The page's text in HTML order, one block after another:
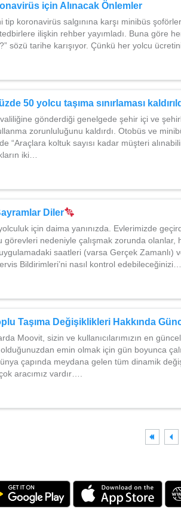
için Alınacak Önlemler
tip koronavirüs salgınına karşı minibüs
ilişkin rehber yayımladı. Buna göre
sözü tarihe karışıyor. Çünkü her yolcu
50 yolcu taşıma sınırlaması
gönderdiği genelgede şehir içi ve
zorunluluğunu kaldırdı. Otobüs ve
“Araçlara koltuk sayısı kadar müşteri
iki…
Diler
için daima yanınızda. Evlerimizde
görevleri nedeniyle çalışmak zorunda olanlar,
saatleri (varsa Gerçek Zamanlı)
Bildirimleri’ni nasıl kontrol edebileceğinizi…
Taşıma Değişiklikleri Hakkında
Moovit, sizin ve kullanıcılarımızın en
emin olmak için gün boyunca
çapında meydana gelen tüm dinamik
aracımız vardır….